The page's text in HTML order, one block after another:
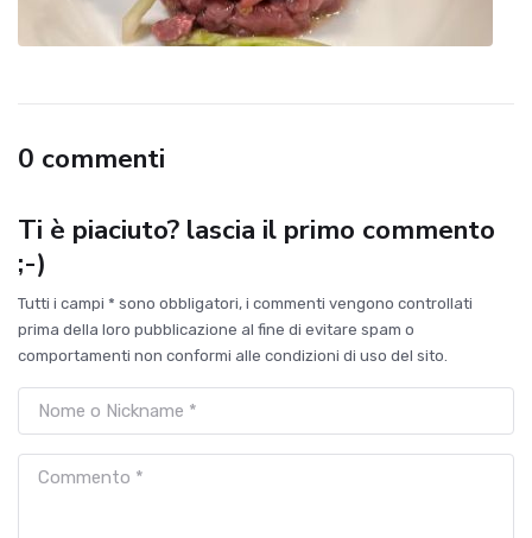
0 commenti
Ti è piaciuto? lascia il primo commento
;-)
Tutti i campi * sono obbligatori, i commenti vengono controllati
prima della loro pubblicazione al fine di evitare spam o
comportamenti non conformi alle condizioni di uso del sito.